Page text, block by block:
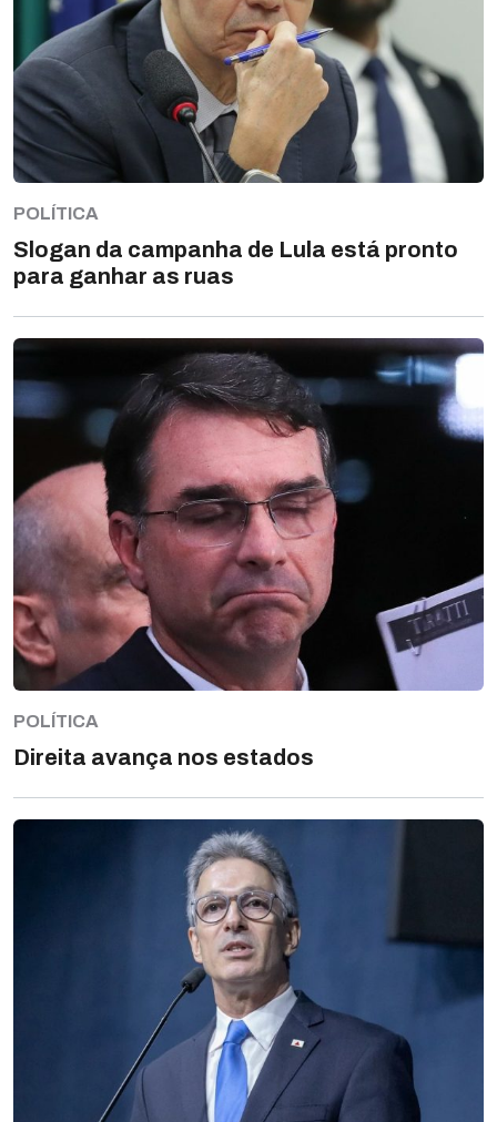
POLÍTICA
Slogan da campanha de Lula está pronto
para ganhar as ruas
POLÍTICA
Direita avança nos estados